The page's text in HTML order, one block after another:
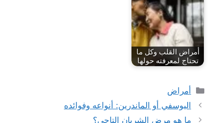
أمراض القلب وكل ما
تحتاج لمعرفته حولها
التصنيفات
أمراض
اليوسفي أو الماندرين: أنواعه وفوائده
ما هو مرض الشريان التاجي؟